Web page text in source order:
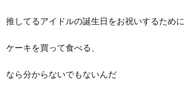
推してるアイドルの誕生日をお祝いするために
ケーキを買って食べる、
なら分からないでもないんだ